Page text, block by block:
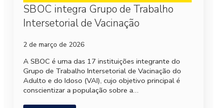
SBOC integra Grupo de Trabalho
Intersetorial de Vacinação
2 de março de 2026
A SBOC é uma das 17 instituições integrante do
Grupo de Trabalho Intersetorial de Vacinação do
Adulto e do Idoso (VAI), cujo objetivo principal é
conscientizar a população sobre a…